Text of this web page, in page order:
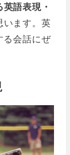
語表現・
います。英
る会話にぜ